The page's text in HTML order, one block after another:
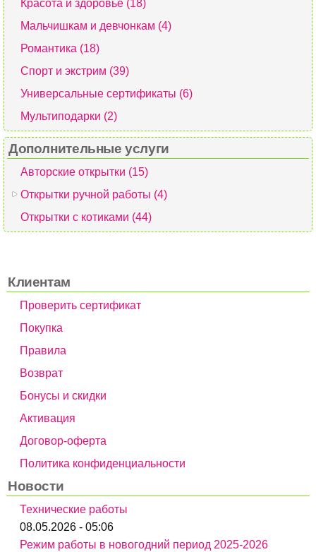
Красота и здоровье (18)
Мальчишкам и девчонкам (4)
Романтика (18)
Спорт и экстрим (39)
Универсальные сертификаты (6)
Мультиподарки (2)
Дополнительные услуги
Авторские открытки (15)
Открытки ручной работы (4)
Открытки с котиками (44)
Клиентам
Проверить сертификат
Покупка
Правила
Возврат
Бонусы и скидки
Активация
Договор-оферта
Политика конфиденциальности
Новости
Технические работы
08.05.2026 - 05:06
Режим работы в новогодний период 2025-2026